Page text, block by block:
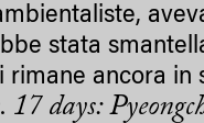
stata
ancora in
17 days: